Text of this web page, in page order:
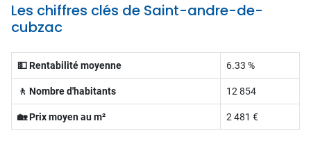
Les chiffres clés de Saint-andre-de-
cubzac
💵 Rentabilité moyenne 6.33 %
🚶 Nombre d'habitants 12 854
🏡 Prix moyen au m² 2 481 €